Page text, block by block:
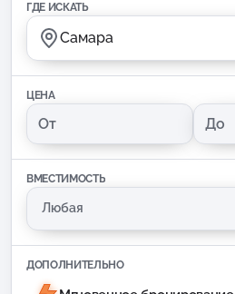
ГДЕ ИСКАТЬ
Самара
ЦЕНА
ВМЕСТИМОСТЬ
ДОПОЛНИТЕЛЬНО